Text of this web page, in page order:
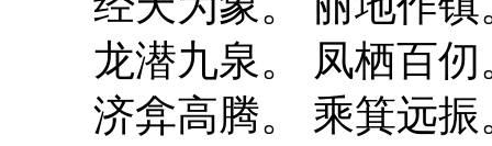
龙潜九泉。 凤栖百仞
济弇高腾。 乘箕远振